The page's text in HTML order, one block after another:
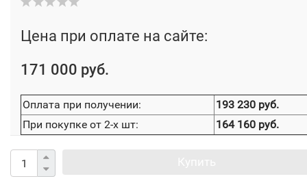
Цена при оплате на сайте:
171 000 руб.
Оплата при получении:
193 230 руб.
При покупке от 2-х шт:
164 160 руб.